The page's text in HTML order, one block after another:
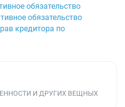
обязательство
обязательство
кредитора по
И ДРУГИХ ВЕЩНЫХ